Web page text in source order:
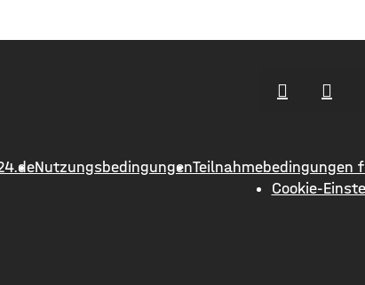
hohe Zuwächse verzeichneten
sowie die Regionen Haßberge, Bad
Kissingen und Schweinfurt. Nach
dem Wunsch
NutzungsbedingungenTeilnahmebedingungen
Cookie-